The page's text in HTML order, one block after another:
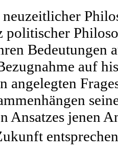
politischer
Bedeutungen
auf
angelegten
Ansatzes jenen